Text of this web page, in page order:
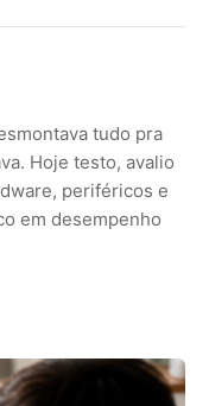
tudo pra
Hoje testo, avalio
periféricos e
em desempenho